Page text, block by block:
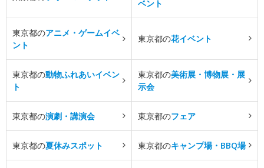
ベント
東京都のアニメ・ゲームイベ
ント
東京都の花イベント
東京都の動物ふれあいイベン
ト
東京都の美術展・博物展・展
示会
東京都の演劇・講演会 東京都のフェア
東京都の夏休みスポット 東京都のキャンプ場・BBQ場